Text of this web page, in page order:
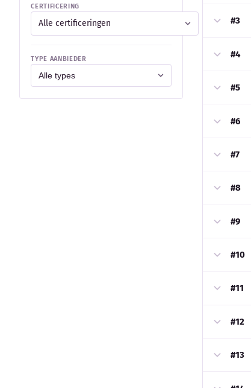
CERTIFICERING
Alle certificeringen
TYPE AANBIEDER
#3
#4
#5
#6
#7
#8
#9
#10
#11
#12
#13